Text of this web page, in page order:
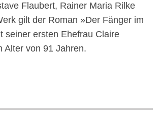
Flaubert, Rainer Maria Rilke
gilt der Roman »Der Fänger im
seiner ersten Ehefrau Claire
Alter von 91 Jahren.